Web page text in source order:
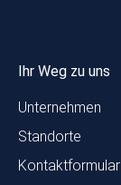
Ihr Weg zu uns
Unternehmen
Standorte
Kontaktformular